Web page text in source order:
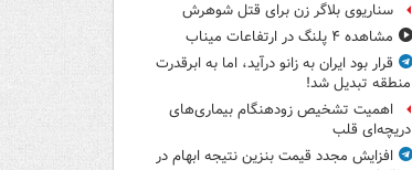
سناریوی بلاگر زن برای قتل شوهرش
مشاهده ۴ پلنگ در ارتفاعات میناب
قرار بود ایران به زانو درآید، اما به ابرقدرت
منطقه تبدیل شد!
اهمیت تشخیص زودهنگام بیماری‌های
دریچه‌ای قلب
افزایش مجدد قیمت بنزین نتیجه ابهام در